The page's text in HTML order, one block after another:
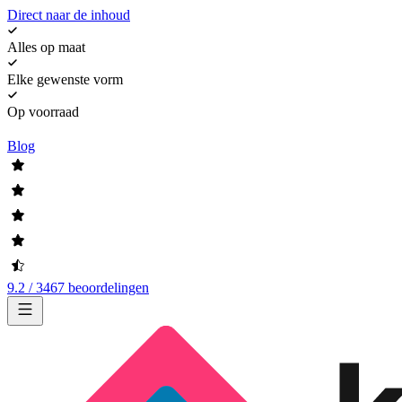
Direct naar de inhoud
Alles op maat
Elke gewenste vorm
Op voorraad
Blog
9.2 / 3467 beoordelingen